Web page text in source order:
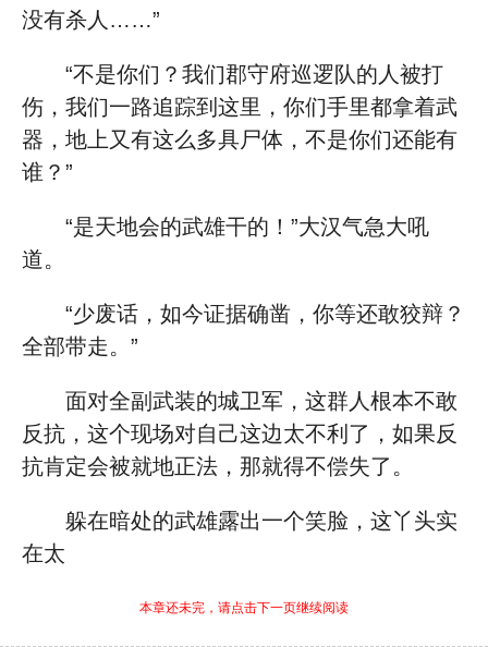
没有杀人……”
“不是你们？我们郡守府巡逻队的人被打
伤，我们一路追踪到这里，你们手里都拿着武
器，地上又有这么多具尸体，不是你们还能有
谁？”
“是天地会的武雄干的！”大汉气急大吼
道。
“少废话，如今证据确凿，你等还敢狡辩？
全部带走。”
面对全副武装的城卫军，这群人根本不敢
反抗，这个现场对自己这边太不利了，如果反
抗肯定会被就地正法，那就得不偿失了。
躲在暗处的武雄露出一个笑脸，这丫头实
在太
本章还未完，请点击下一页继续阅读